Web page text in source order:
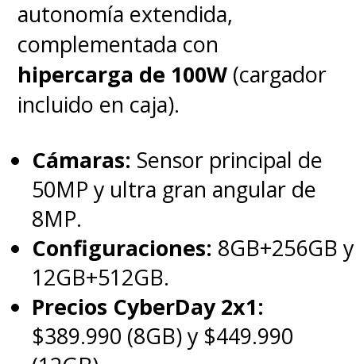
autonomía extendida,
complementada con
hipercarga de 100W (cargador
incluido en caja).
Cámaras: Sensor principal de
50MP y ultra gran angular de
8MP.
Configuraciones: 8GB+256GB y
12GB+512GB.
Precios CyberDay 2x1:
$389.990 (8GB) y $449.990